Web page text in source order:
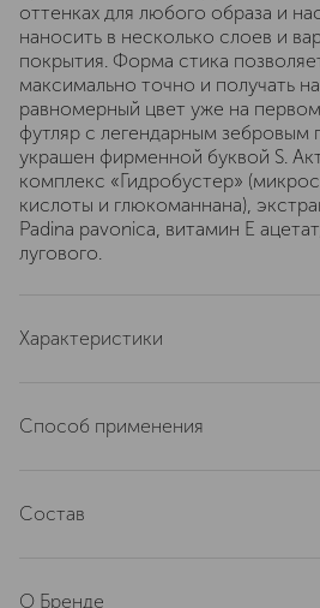
оттенках для любого образа и
наносить в несколько слоев и
покрытия. Форма стика
максимально точно и получать
равномерный цвет уже на
футляр с легендарным
украшен фирменной буквой S.
комплекс «Гидробустер»
кислоты и глюкоманнана),
Padina pavonica, витамин E
лугового.
Характеристики
страна производства
артикул
Способ применения
помаде или на оттенок темнее.
Состав
KAOLIN, LAUROYL LYSINE,
О Бренде